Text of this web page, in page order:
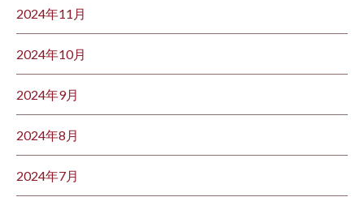
2024年11月
2024年10月
2024年9月
2024年8月
2024年7月